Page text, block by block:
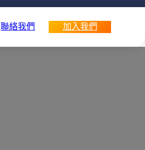
聯絡我們 加入我們